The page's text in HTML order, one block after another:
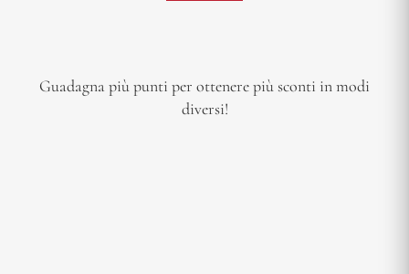
Guadagna più punti per ottenere più sconti in modi
diversi!